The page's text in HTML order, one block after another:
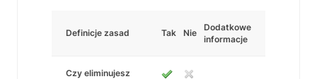
Definicje zasad Tak Nie
Dodatkowe
informacje
Czy eliminujesz